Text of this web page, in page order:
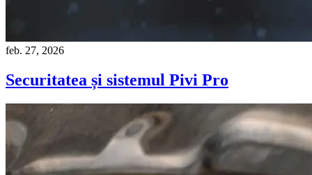
feb. 27, 2026
Securitatea și sistemul Pivi Pro